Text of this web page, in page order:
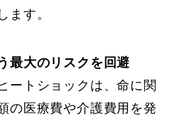
ます。
最大のリスクを回避
ートショックは、命に関
の医療費や介護費用を発